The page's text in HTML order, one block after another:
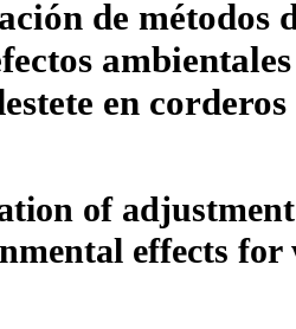
de métodos
en
of
effects